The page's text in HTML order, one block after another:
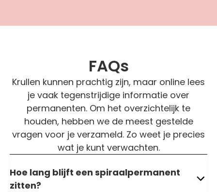
FAQs
Krullen kunnen prachtig zijn, maar online lees
je vaak tegenstrijdige informatie over
permanenten. Om het overzichtelijk te
houden, hebben we de meest gestelde
vragen voor je verzameld. Zo weet je precies
wat je kunt verwachten.
Hoe lang blijft een spiraalpermanent
zitten?